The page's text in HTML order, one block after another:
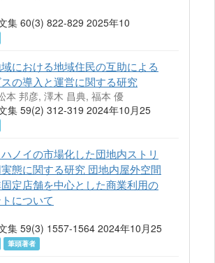
集 60(3) 822-829 2025年10
における地域住民の互助による
の導入と運営に関する研究
本 邦彦, 澤木 昌典, 福本 優
集 59(2) 312-319 2024年10月25
ノイの市場化した団地内ストリ
態に関する研究 団地内屋外空間
定店舗を中心とした商業利用の
について
集 59(3) 1557-1564 2024年10月25
筆頭著者